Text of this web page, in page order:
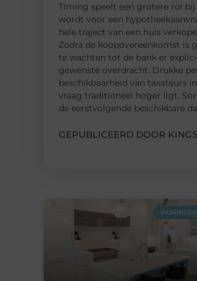
Timing speelt een grotere rol
wordt voor een
hele traject van een huis
Zodra de koopovereenkomst is
te wachten tot de bank er
gewenste overdracht. Drukke
beschikbaarheid van taxateurs
vraag traditioneel hoger ligt.
de eerstvolgende beschikbare
GEPUBLICEERD DOOR
WONINGEN